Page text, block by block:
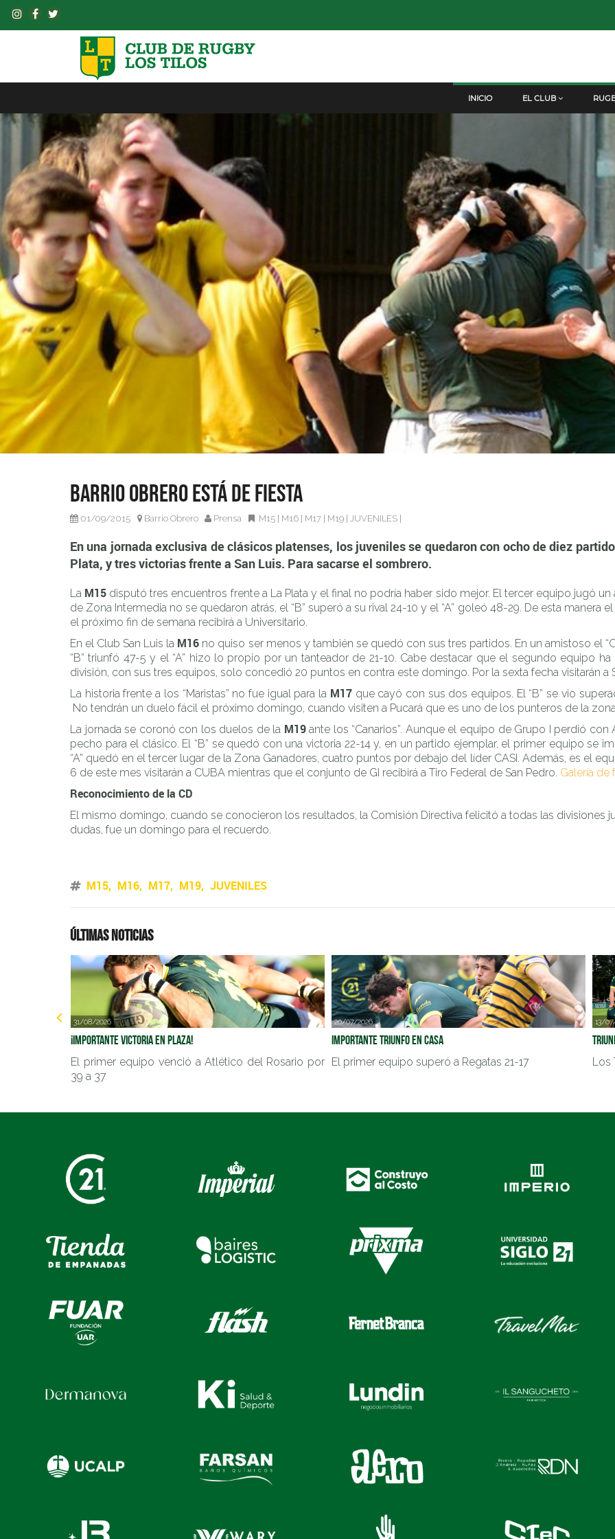
INICIO EL CLUB
Para sacarse el sombrero.
Barrio Obrero está de fiesta
01/09/2015 Barrio Obrero Prensa M15| M16| M17| M19| JUVENILES|
En una jornada exclusiva de clásicos platenses, los juveniles se quedaron con ocho de diez
Plata, y tres victorias frente a San Luis. Para sacarse el sombrero.
La M15 disputó tres encuentros frente a La Plata y el final no podría haber sido mejor. El tercer equipo jugó
de Zona Intermedia no se quedaron atrás, el “B” superó a su rival 24-10 y el “A” goleó 48-29. De esta
el próximo fin de semana recibirá a Universitario.
En el Club San Luis la M16 no quiso ser menos y también se quedó con sus tres partidos. En un amistoso el
“B” triunfó 47-5 y el “A” hizo lo propio por un tanteador de 21-10. Cabe destacar que el segundo equipo
división, con sus tres equipos, solo concedió 20 puntos en contra este domingo. Por la sexta fecha visitarán a
La historia frente a los “Maristas” no fue igual para la M17que cayó con sus dos equipos. El “B” se vio
No tendrán un duelo fácil el próximo domingo, cuando visiten a Pucará que es uno de los punteros de la
La jornada se coronó con los duelos de la M19ante los “Canarios”. Aunque el equipo de Grupo I perdió
pecho para el clásico. El “B” se quedó con una victoria 22-14 y, en un partido ejemplar, el primer equipo se
“A” quedó en el tercer lugar de la Zona Ganadores, cuatro puntos por debajo del líder CASI. Además, es el
6 de este mes visitarán a CUBA mientras que el conjunto de GI recibirá a Tiro Federal de San Pedro. Galería de
Reconocimiento de la CD
El mismo domingo, cuando se conocieron los resultados, la Comisión Directiva felicitó a todas las divisiones
dudas, fue un domingo para el recuerdo.
M15 M16 M17 M19 JUVENILES
Últimas noticias
31/08/2026
¡Importante victoria en Plaza!
El primer equipo venció a Atlético del Rosario por
39 a 37
20/07/2026
Importante triunfo en casa
El primer equipo superó a Regatas 21-17
13/
Los